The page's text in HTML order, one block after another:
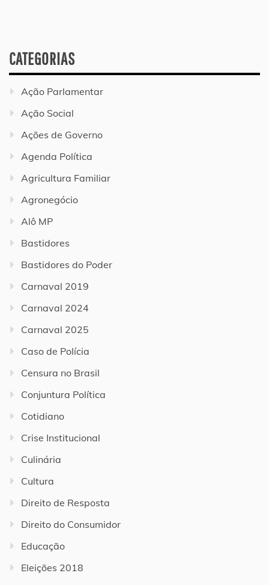
CATEGORIAS
Ação Parlamentar
Ação Social
Ações de Governo
Agenda Política
Agricultura Familiar
Agronegócio
Alô MP
Bastidores
Bastidores do Poder
Carnaval 2019
Carnaval 2024
Carnaval 2025
Caso de Polícia
Censura no Brasil
Conjuntura Política
Cotidiano
Crise Institucional
Culinária
Cultura
Direito de Resposta
Direito do Consumidor
Educação
Eleições 2018